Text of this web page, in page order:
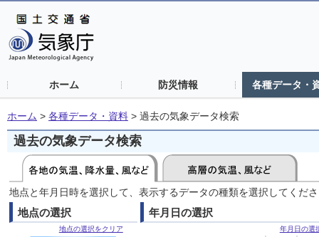
ホーム 防災情報 各種データ・
ホーム > 各種データ・資料 > 過去の気象データ検索
過去の気象データ検索
地点と年月日時を選択して、表示するデータの種類を選択してくだ
地点の選択
地点の選択をクリア
年月日の選択
年月日の選